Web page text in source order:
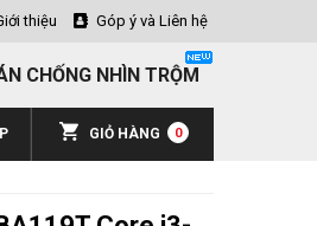
thiệu Góp ý và Liên hệ
CHỐNG NHÌN TRỘM
GIỎ HÀNG 0